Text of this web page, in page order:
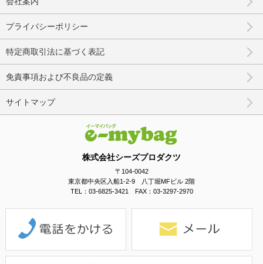
株式会社シーズプロダクツ
〒104-0042
東京都中央区入船1-2-9 八丁堀MFビル 2階
TEL：03-6825-3421 FAX：03-3297-2970
プライバシーポリシー
特定商取引法に基づく表記
免責事項および不良品の定義
サイトマップ